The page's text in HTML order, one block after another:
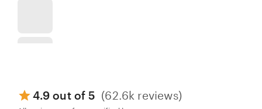
4.9 out of 5 (62.6k reviews)